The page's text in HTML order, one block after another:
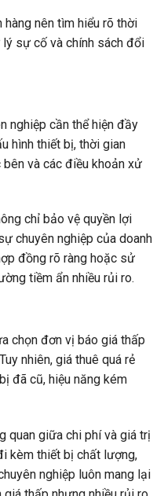
hàng nên tìm hiểu rõ thời
sự cố và chính sách đổi
nghiệp cần thể hiện đầy
hình thiết bị, thời gian
bên và các điều khoản xử
chỉ bảo vệ quyền lợi
chuyên nghiệp của doanh
đồng rõ ràng hoặc sử
tiềm ẩn nhiều rủi ro.
chọn đơn vị báo giá thấp
nhiên, giá thuê quá rẻ
đã cũ, hiệu năng kém
quan giữa chi phí và giá trị
kèm thiết bị chất lượng,
nghiệp luôn mang lại